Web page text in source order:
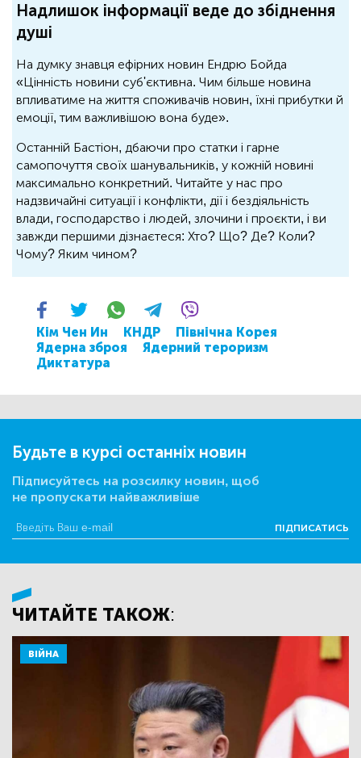
Надлишок інформації веде до збіднення
душі
На думку знавця ефірних новин Ендрю Бойда
«Цінність новини суб'єктивна. Чим більше новина
впливатиме на життя споживачів новин, їхні прибутки й
емоції, тим важливішою вона буде».
Останній Бастіон, дбаючи про статки і гарне
самопочуття своїх шанувальників, у кожній новині
максимально конкретний. Читайте у нас про
надзвичайні ситуації і конфлікти, дії і бездіяльність
влади, господарство і людей, злочини і проєкти, і ви
завжди першими дізнаєтеся: Хто? Що? Де? Коли?
Чому? Яким чином?
Кім Чен Ин КНДР
Північна Корея
Ядерна зброя
Ядерний тероризм
Диктатура
Будьте в курсі останніх новин
Підписуйтесь на розсилку новин, щоб
не пропускати найважливіше
ПІДПИСАТИСЬ
ЧИТАЙТЕ ТАКОЖ:
ВІЙНА